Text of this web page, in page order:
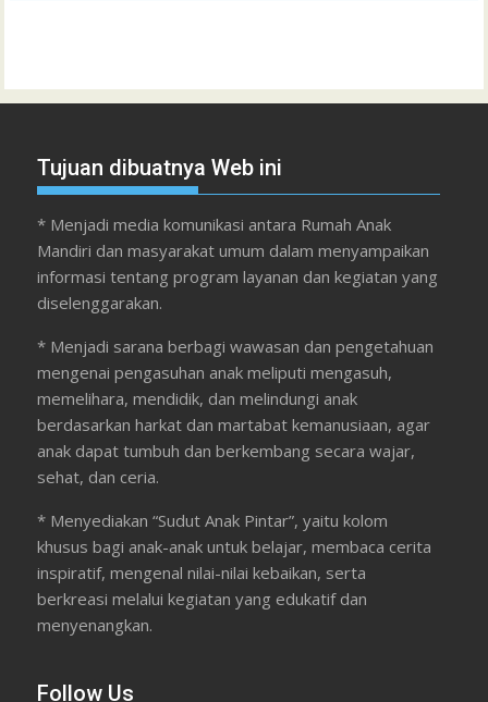
Tujuan dibuatnya Web ini
* Menjadi media komunikasi antara Rumah Anak
Mandiri dan masyarakat umum dalam menyampaikan
informasi tentang program layanan dan kegiatan yang
diselenggarakan.
* Menjadi sarana berbagi wawasan dan pengetahuan
mengenai pengasuhan anak meliputi mengasuh,
memelihara, mendidik, dan melindungi anak
berdasarkan harkat dan martabat kemanusiaan, agar
anak dapat tumbuh dan berkembang secara wajar,
sehat, dan ceria.
* Menyediakan “Sudut Anak Pintar”, yaitu kolom
khusus bagi anak-anak untuk belajar, membaca cerita
inspiratif, mengenal nilai-nilai kebaikan, serta
berkreasi melalui kegiatan yang edukatif dan
menyenangkan.
Follow Us